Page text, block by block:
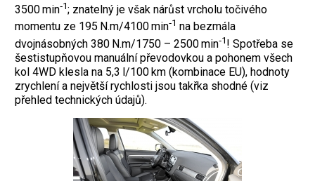
3500 min‑1; znatelný je však nárůst vrcholu točivého
momentu ze 195 N.m/4100 min‑1 na bezmála
dvojnásobných 380 N.m/1750 – 2500 min‑1 ! Spotřeba se
šestistupňovou manuální převodovkou a pohonem všech
kol 4WD klesla na 5,3 l/100 km (kombinace EU), hodnoty
zrychlení a největší rychlosti jsou takřka shodné (viz
přehled technických údajů).